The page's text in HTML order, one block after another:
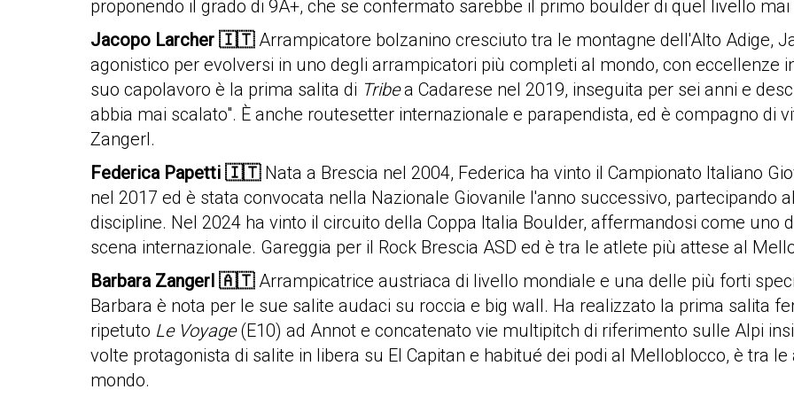
proponendo il grado di 9A+, che se confermato sarebbe il primo boulder di quel livello
Jacopo Larcher 🇮🇹Arrampicatore bolzanino cresciuto tra le montagne dell'Alto Adige,
agonistico per evolversi in uno degli arrampicatori più completi al mondo, con eccellenze
suo capolavoro è la prima salita di Tribea Cadarese nel 2019, inseguita per sei anni e
abbia mai scalato". È anche routesetter internazionale e parapendista, ed è compagno di
Zangerl.
Federica Papetti 🇮🇹Nata a Brescia nel 2004, Federica ha vinto il Campionato Italiano
nel 2017 ed è stata convocata nella Nazionale Giovanile l'anno successivo, partecipando
discipline. Nel 2024 ha vinto il circuito della Coppa Italia Boulder, affermandosi come uno
scena internazionale. Gareggia per il Rock Brescia ASD ed è tra le atlete più attese al
Barbara Zangerl 🇦🇹Arrampicatrice austriaca di livello mondiale e una delle più forti
Barbara è nota per le sue salite audaci su roccia e big wall. Ha realizzato la prima salita
ripetuto Le Voyage(E10) ad Annot e concatenato vie multipitch di riferimento sulle Alpi
volte protagonista di salite in libera su El Capitan e habitué dei podi al Melloblocco, è tra
mondo.